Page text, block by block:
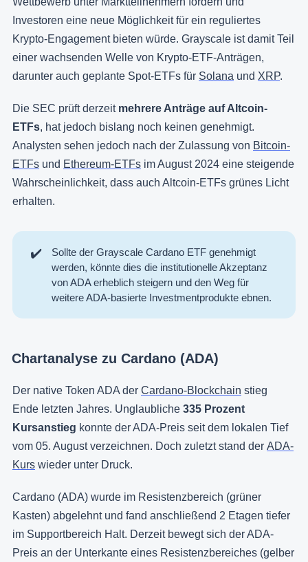
Investoren eine neue Möglichkeit für ein reguliertes
Krypto-Engagement bieten würde. Grayscale ist damit Teil
einer wachsenden Welle von Krypto-ETF-Anträgen,
darunter auch geplante Spot-ETFs für Solana und XRP.
Die SEC prüft derzeit mehrere Anträge auf Altcoin-
ETFs, hat jedoch bislang noch keinen genehmigt.
Analysten sehen jedoch nach der Zulassung von Bitcoin-
ETFs und Ethereum-ETFs im August 2024 eine steigende
Wahrscheinlichkeit, dass auch Altcoin-ETFs grünes Licht
erhalten.
✔️
Sollte der Grayscale Cardano ETF genehmigt
werden, könnte dies die institutionelle Akzeptanz
von ADA erheblich steigern und den Weg für
weitere ADA-basierte Investmentprodukte ebnen.
Chartanalyse zu Cardano (ADA)
Der native Token ADA der Cardano-Blockchain stieg
Ende letzten Jahres. Unglaubliche 335 Prozent
Kursanstieg konnte der ADA-Preis seit dem lokalen Tief
vom 05. August verzeichnen. Doch zuletzt stand der ADA-
Kurs wieder unter Druck.
Cardano (ADA) wurde im Resistenzbereich (grüner
Kasten) abgelehnt und fand anschließend 2 Etagen tiefer
im Supportbereich Halt. Derzeit bewegt sich der ADA-
Preis an der Unterkante eines Resistenzbereiches (gelber